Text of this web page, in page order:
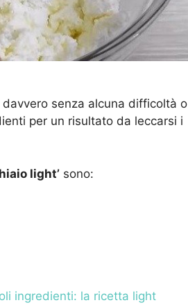
davvero senza alcuna difficoltà o
per un risultato da leccarsi i
light’ sono:
ingredienti: la ricetta light